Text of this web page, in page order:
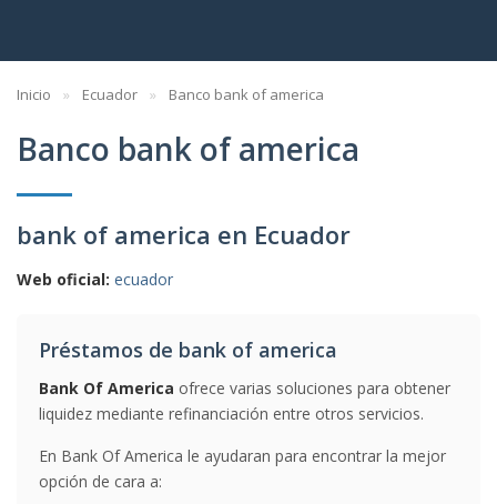
Inicio Ecuador Banco bank of america
Banco bank of america
bank of america en Ecuador
Web oficial: ecuador
Préstamos de bank of america
Bank Of America ofrece varias soluciones para obtener
liquidez mediante refinanciación entre otros servicios.
En Bank Of America le ayudaran para encontrar la mejor
opción de cara a: